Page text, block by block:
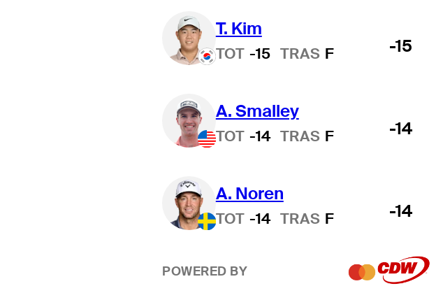
T. Kim
TOT -15 TRAS F -15
A. Smalley
TOT -14 TRAS F -14
A. Noren
TOT -14 TRAS F -14
POWERED BY